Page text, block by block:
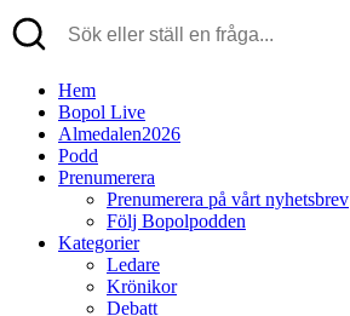
Hem
Bopol Live
Almedalen2026
Podd
Prenumerera
Prenumerera på vårt nyhetsbrev
Följ Bopolpodden
Kategorier
Ledare
Krönikor
Debatt